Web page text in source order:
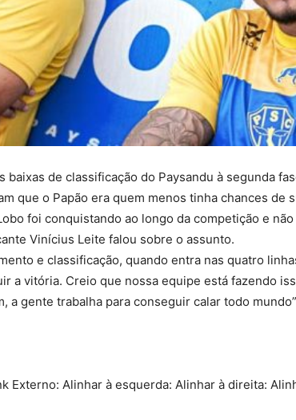
de classificação do Paysandu à segunda
que o Papão era quem menos tinha chances de
foi conquistando ao longo da competição e
Vinícius Leite falou sobre o assunto.
e classificação, quando entra nas quatro
a vitória. Creio que nossa equipe está fazendo
a gente trabalha para conseguir calar todo
Externo: Alinhar à esquerda: Alinhar à direita: